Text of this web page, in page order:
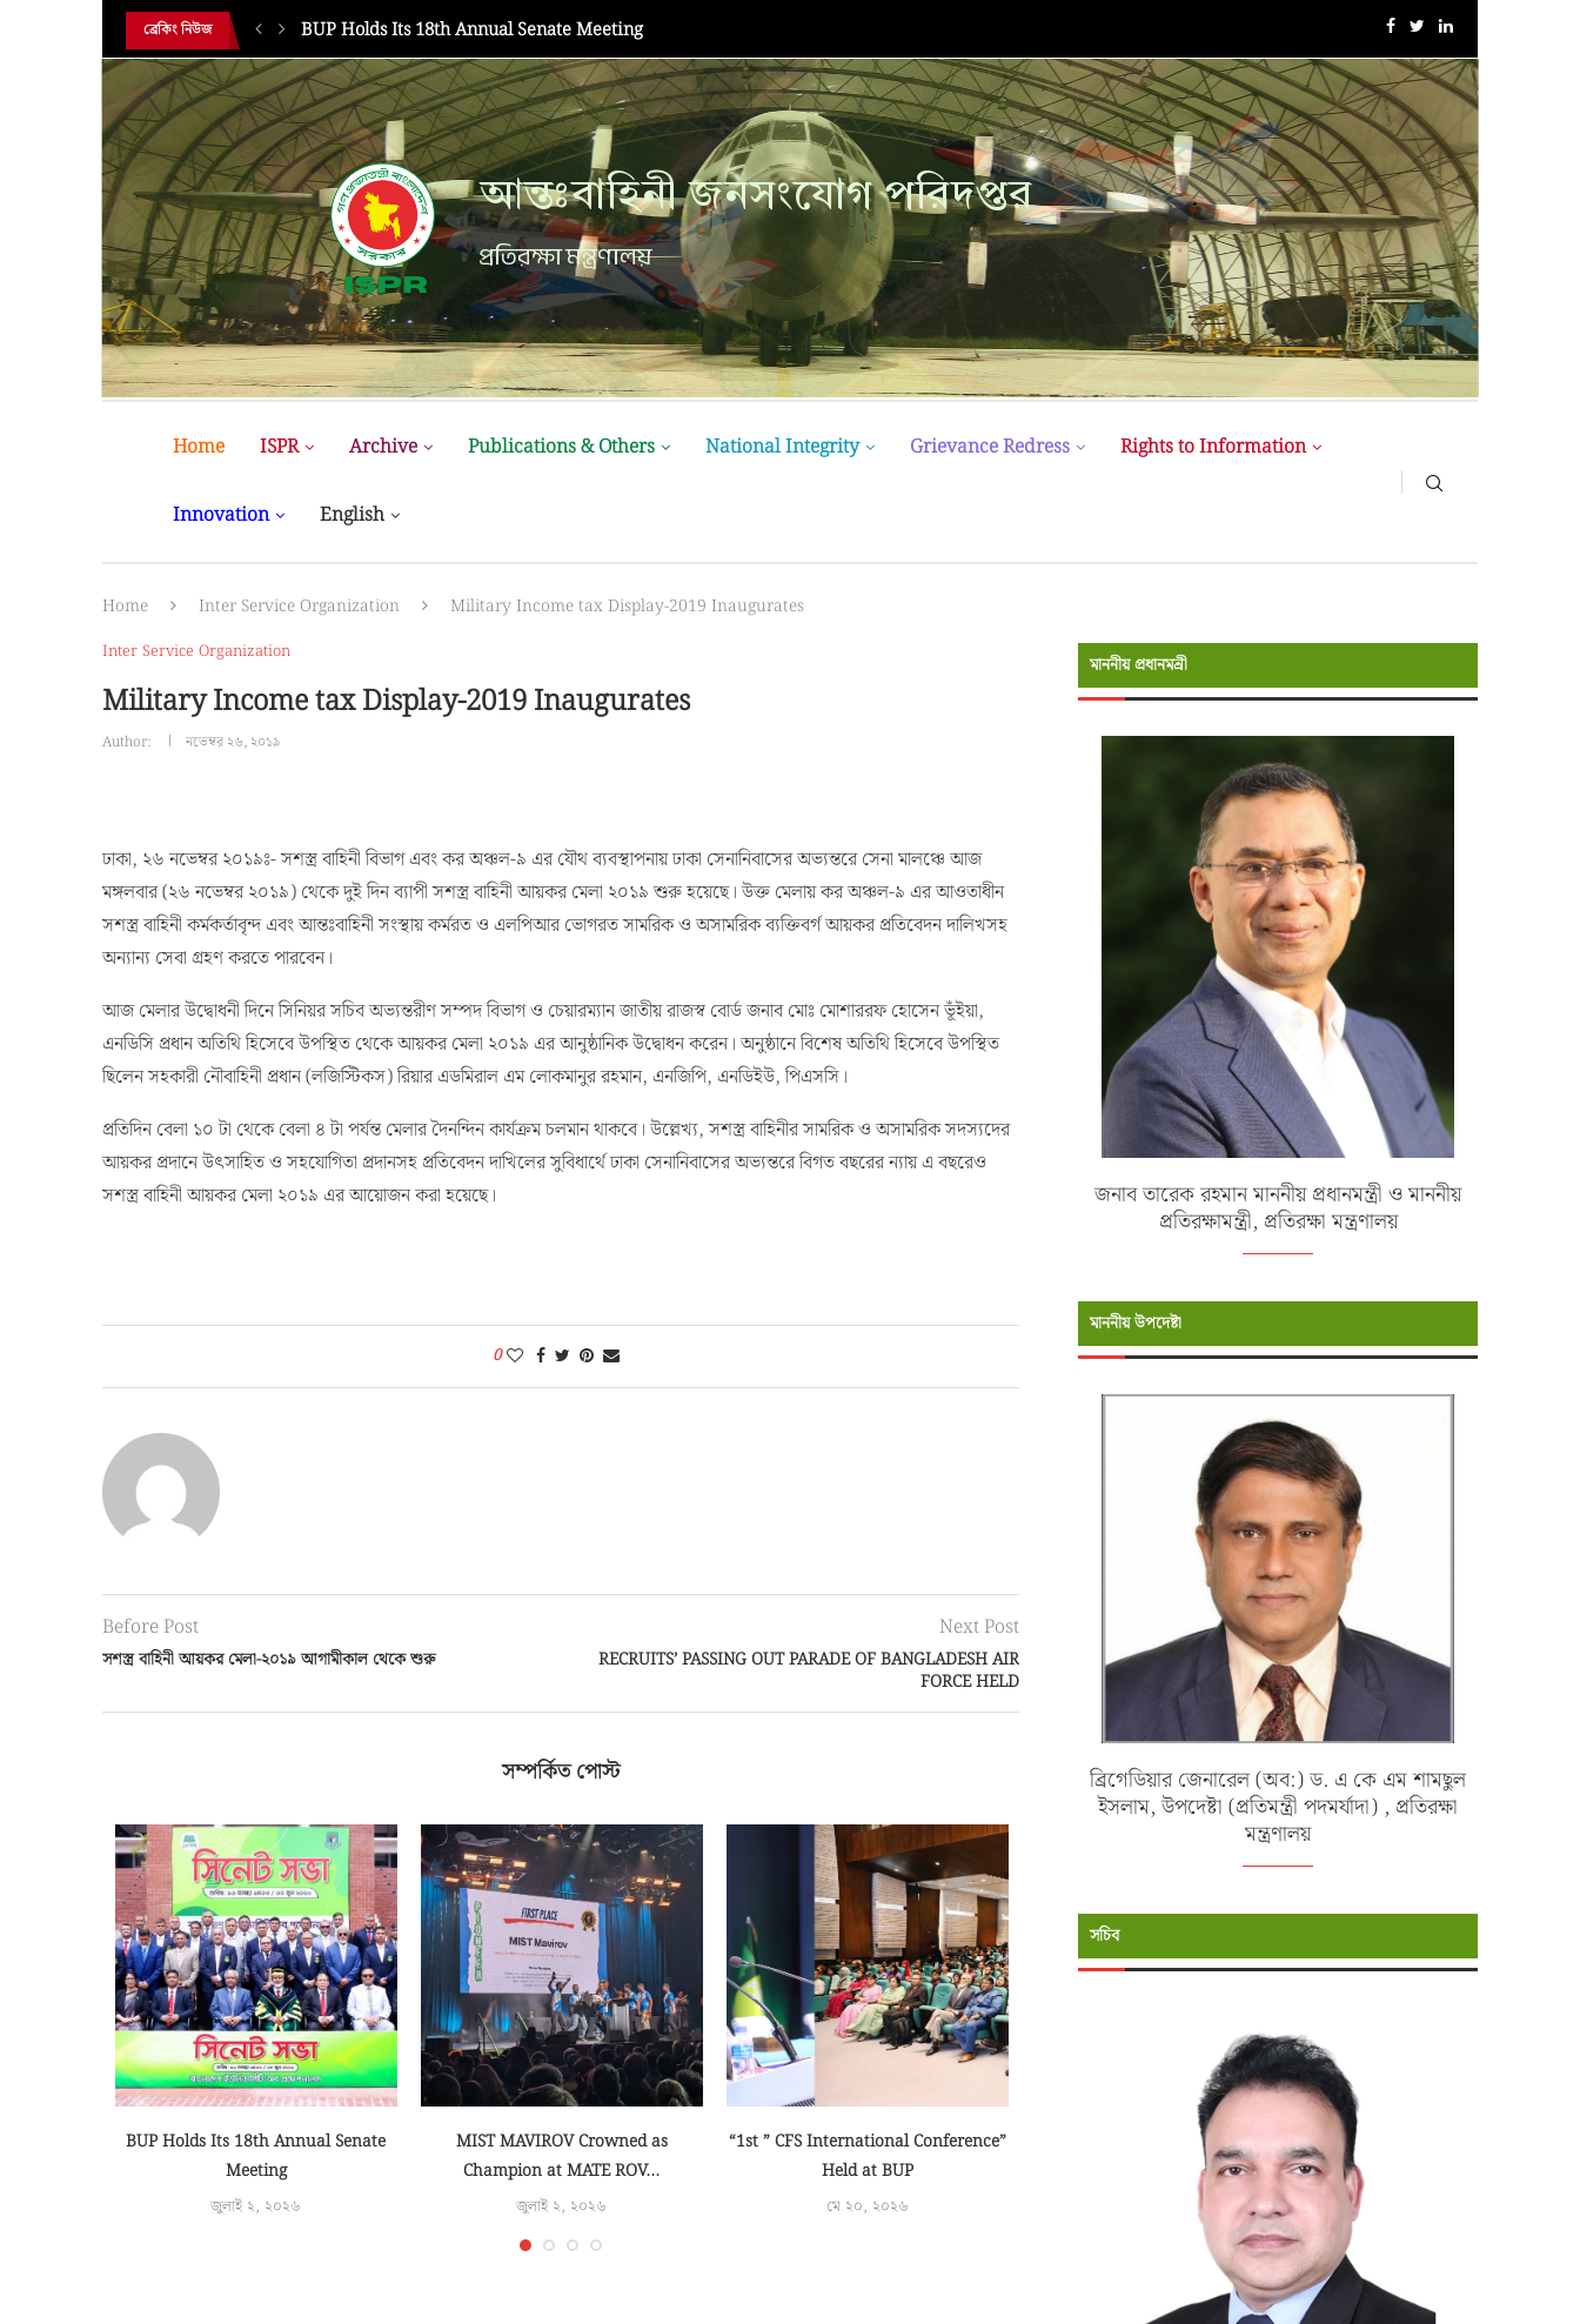
ব্রেকিং নিউজ MIST MAVIROV Crowned as Champion at MATE ROV... “1st ” CFS International Conference” Held at BUP
আন্তঃবাহিনী জনসংযোগ পরিদপ্তর
প্রতিরক্ষা মন্ত্রণালয়
Home ISPR Archive Publications & Others National Integrity Grievance Redress Rights to Information
Innovation English
Home Inter Service Organization Military Income tax Display-2019 Inaugurates
Inter Service Organization
Military Income tax Display-2019 Inaugurates
Author: নভেম্বর ২৬, ২০১৯
ঢাকা, ২৬ নভেম্বর ২০১৯ঃ- সশস্ত্র বাহিনী বিভাগ এবং কর অঞ্চল-৯ এর যৌথ ব্যবস্থাপনায় ঢাকা সেনানিবাসের অভ্যন্তরে সেনা মালঞ্চে আজ
মঙ্গলবার (২৬ নভেম্বর ২০১৯) থেকে দুই দিন ব্যাপী সশস্ত্র বাহিনী আয়কর মেলা ২০১৯ শুরু হয়েছে। উক্ত মেলায় কর অঞ্চল-৯ এর আওতাধীন
সশস্ত্র বাহিনী কর্মকর্তাবৃন্দ এবং আন্তঃবাহিনী সংস্থায় কর্মরত ও এলপিআর ভোগরত সামরিক ও অসামরিক ব্যক্তিবর্গ আয়কর প্রতিবেদন দালিখসহ
অন্যান্য সেবা গ্রহণ করতে পারবেন।
আজ মেলার উদ্বোধনী দিনে সিনিয়র সচিব অভ্যন্তরীণ সম্পদ বিভাগ ও চেয়ারম্যান জাতীয় রাজস্ব বোর্ড জনাব মোঃ মোশাররফ হোসেন ভূঁইয়া,
এনডিসি প্রধান অতিথি হিসেবে উপস্থিত থেকে আয়কর মেলা ২০১৯ এর আনুষ্ঠানিক উদ্বোধন করেন। অনুষ্ঠানে বিশেষ অতিথি হিসেবে উপস্থিত
ছিলেন সহকারী নৌবাহিনী প্রধান (লজিস্টিকস) রিয়ার এডমিরাল এম লোকমানুর রহমান, এনজিপি, এনডিইউ, পিএসসি।
প্রতিদিন বেলা ১০ টা থেকে বেলা ৪ টা পর্যন্ত মেলার দৈনন্দিন কার্যক্রম চলমান থাকবে। উল্লেখ্য, সশস্ত্র বাহিনীর সামরিক ও অসামরিক সদস্যদের
আয়কর প্রদানে উৎসাহিত ও সহযোগিতা প্রদানসহ প্রতিবেদন দাখিলের সুবিধার্থে ঢাকা সেনানিবাসের অভ্যন্তরে বিগত বছরের ন্যায় এ বছরেও
সশস্ত্র বাহিনী আয়কর মেলা ২০১৯ এর আয়োজন করা হয়েছে।
0
Before Post
সশস্ত্র বাহিনী আয়কর মেলা-২০১৯ আগামীকাল থেকে শুরু
Next Post
RECRUITS’ PASSING OUT PARADE OF BANGLADESH AIR
FORCE HELD
সম্পর্কিত পোস্ট
BUP Holds Its 18th Annual Senate
Meeting
জুলাই ২, ২০২৬
MIST MAVIROV Crowned as
Champion at MATE ROV...
জুলাই ২, ২০২৬
“1st ” CFS International Conference”
Held at BUP
মে ২০, ২০২৬
Trust Bank PLC Launches UnionPay
Debit and Credit...
এপ্রিল ২৭, ২০২৬
CONCLUDES AT NATIONAL
মাননীয় প্রধানমন্রী
জনাব তারেক রহমান মাননীয় প্রধানমন্ত্রী ও মাননীয়
প্রতিরক্ষামন্ত্রী, প্রতিরক্ষা মন্ত্রণালয়
মাননীয় উপদেষ্টা
ব্রিগেডিয়ার জেনারেল (অব:) ড. এ কে এম শামছুল
ইসলাম, উপদেষ্টা (প্রতিমন্ত্রী পদমর্যাদা) , প্রতিরক্ষা
মন্ত্রণালয়
সচিব